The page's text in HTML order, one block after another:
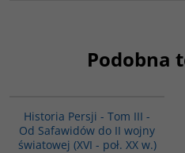
Podobna
Historia Persji - Tom III -
Od Safawidów do II wojny
światowej (XVI - poł. XX w.)